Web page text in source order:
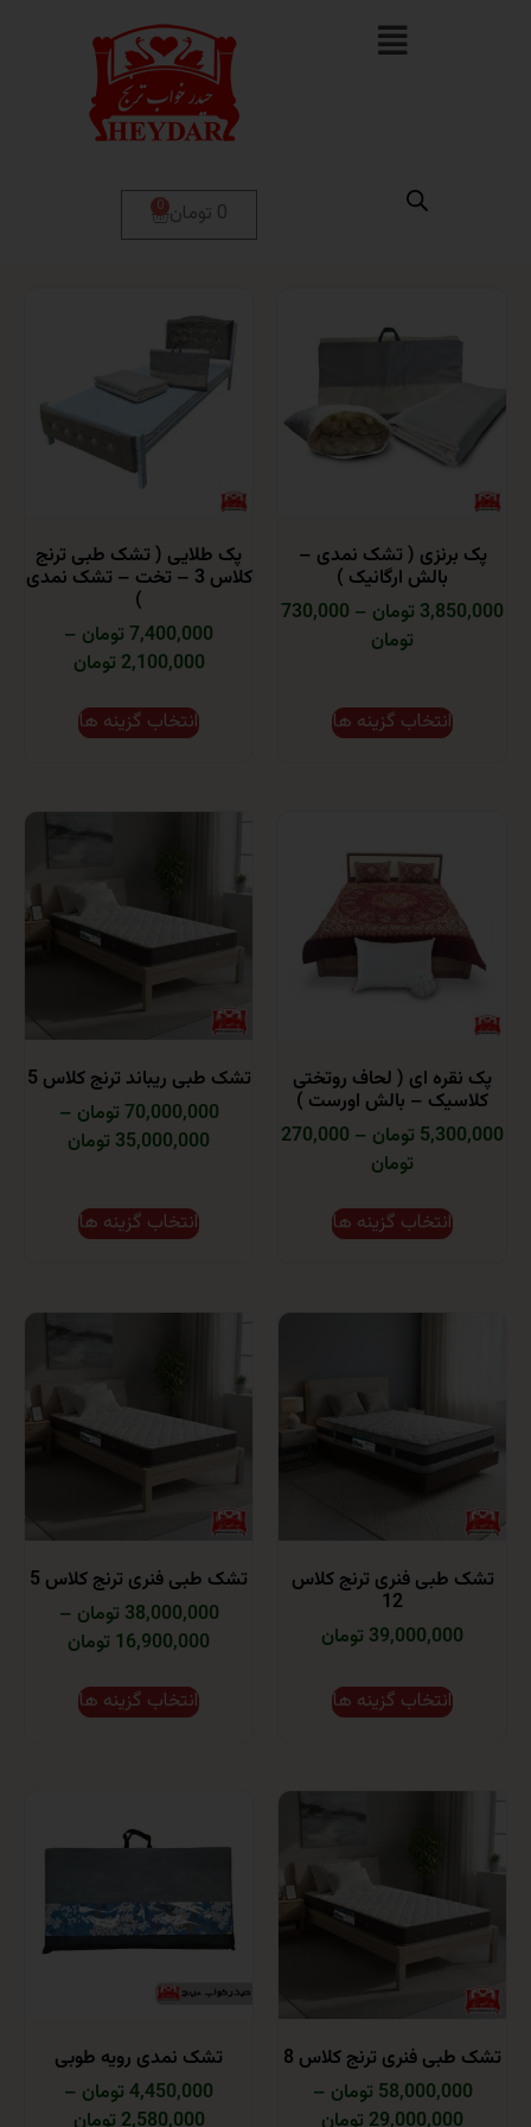
( تشک نمدی –
بالش ارگانیک )
–
730,000
انتخاب گزینه ها
پک طلایی ( تشک طبی ترنج
کلاس 3 – تخت – تشک نمدی
7,400,000 تومان
–
2,100,000 تومان
انتخاب گزینه ها
ای ( لحاف روتختی
– بالش اورست )
–
270,000
انتخاب گزینه ها
تشک طبی ریباند ترنج کلاس 5
70,000,000 تومان
–
35,000,000 تومان
انتخاب گزینه ها
فنری ترنج کلاس
تومان
انتخاب گزینه ها
تشک طبی فنری ترنج کلاس 5
38,000,000 تومان
–
16,900,000 تومان
انتخاب گزینه ها
فنری ترنج کلاس 8
تومان
–
تشک نمدی رویه طوبی
4,450,000 تومان
–